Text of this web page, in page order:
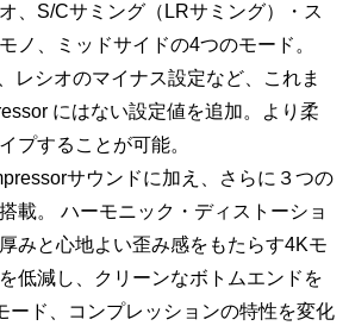
、S/Cサミング（LRサミング）・ス
ノ、ミッドサイドの4つのモード。
レシオのマイナス設定など、これま
にはない設定値を追加。より柔
プすることが可能。
サウンドに加え、さらに３つの
載。 ハーモニック・ディストーショ
みと心地よい歪み感をもたらす4Kモ
低減し、クリーンなボトムエンドを
ード、コンプレッションの特性を変化